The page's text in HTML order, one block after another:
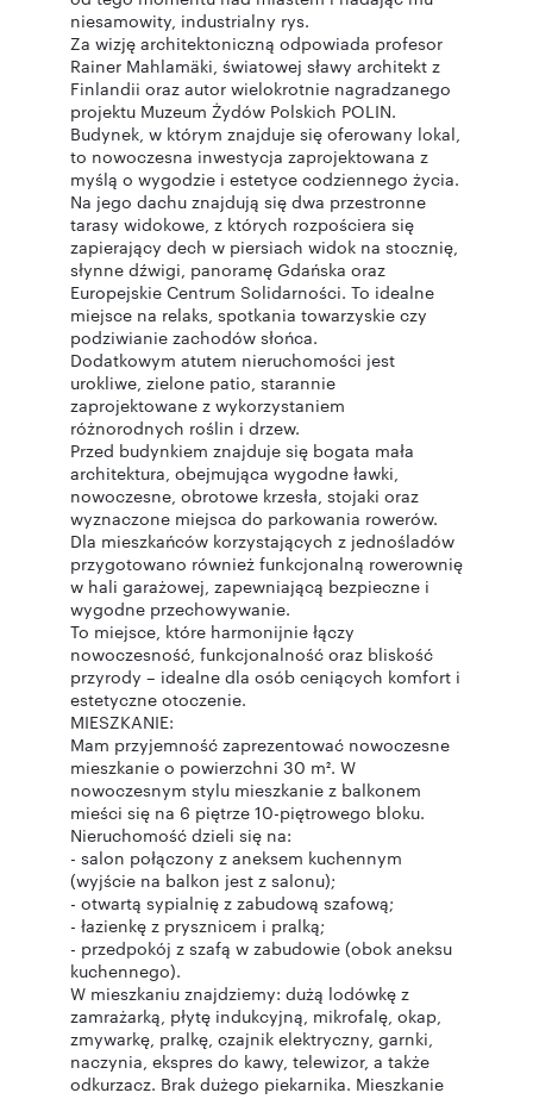
niesamowity, industrialny rys.
Za wizję architektoniczną odpowiada profesor
Rainer Mahlamäki, światowej sławy architekt z
Finlandii oraz autor wielokrotnie nagradzanego
projektu Muzeum Żydów Polskich POLIN.
Budynek, w którym znajduje się oferowany lokal,
to nowoczesna inwestycja zaprojektowana z
myślą o wygodzie i estetyce codziennego życia.
Na jego dachu znajdują się dwa przestronne
tarasy widokowe, z których rozpościera się
zapierający dech w piersiach widok na stocznię,
słynne dźwigi, panoramę Gdańska oraz
Europejskie Centrum Solidarności. To idealne
miejsce na relaks, spotkania towarzyskie czy
podziwianie zachodów słońca.
Dodatkowym atutem nieruchomości jest
urokliwe, zielone patio, starannie
zaprojektowane z wykorzystaniem
różnorodnych roślin i drzew.
Przed budynkiem znajduje się bogata mała
architektura, obejmująca wygodne ławki,
nowoczesne, obrotowe krzesła, stojaki oraz
wyznaczone miejsca do parkowania rowerów.
Dla mieszkańców korzystających z jednośladów
przygotowano również funkcjonalną rowerownię
w hali garażowej, zapewniającą bezpieczne i
wygodne przechowywanie.
To miejsce, które harmonijnie łączy
nowoczesność, funkcjonalność oraz bliskość
przyrody – idealne dla osób ceniących komfort i
estetyczne otoczenie.
MIESZKANIE:
Mam przyjemność zaprezentować nowoczesne
mieszkanie o powierzchni 30 m². W
nowoczesnym stylu mieszkanie z balkonem
mieści się na 6 piętrze 10-piętrowego bloku.
Nieruchomość dzieli się na:
- salon połączony z aneksem kuchennym
(wyjście na balkon jest z salonu);
- otwartą sypialnię z zabudową szafową;
- łazienkę z prysznicem i pralką;
- przedpokój z szafą w zabudowie (obok aneksu
kuchennego).
W mieszkaniu znajdziemy: dużą lodówkę z
zamrażarką, płytę indukcyjną, mikrofalę, okap,
zmywarkę, pralkę, czajnik elektryczny, garnki,
naczynia, ekspres do kawy, telewizor, a także
odkurzacz. Brak dużego piekarnika. Mieszkanie